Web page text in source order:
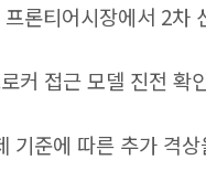
프론티어시장에서
커 접근 모델 진전
기준에 따른 추가 격